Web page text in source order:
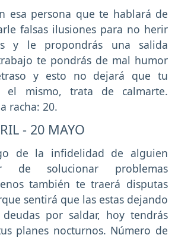
esa persona que te hablará de
falsas ilusiones para no herir
y le propondrás una salida
te pondrás de mal humor
y esto no dejará que tu
el mismo, trata de calmarte.
racha: 20.
- 20 MAYO
de la infidelidad de alguien
de solucionar problemas
también te traerá disputas
sentirá que las estas dejando
por saldar, hoy tendrás
planes nocturnos. Número de